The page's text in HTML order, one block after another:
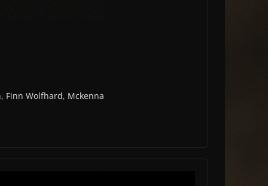
Finn Wolfhard, Mckenna